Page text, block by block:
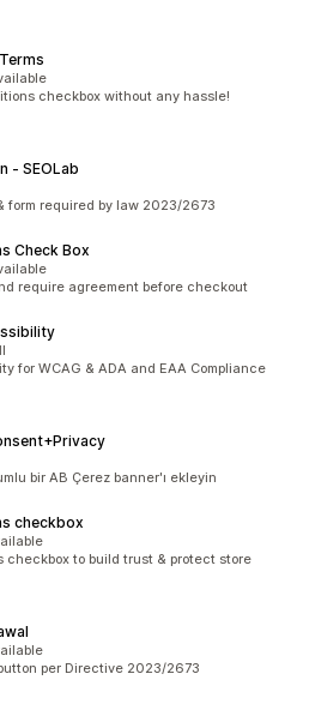
checkbox without any hassle!
‑ SEOLab
form required by law 2023/2673
Check Box
require agreement before checkout
for WCAG & ADA and EAA Compliance
bir AB Çerez banner'ı ekleyin
checkbox
checkbox to build trust & protect store
per Directive 2023/2673